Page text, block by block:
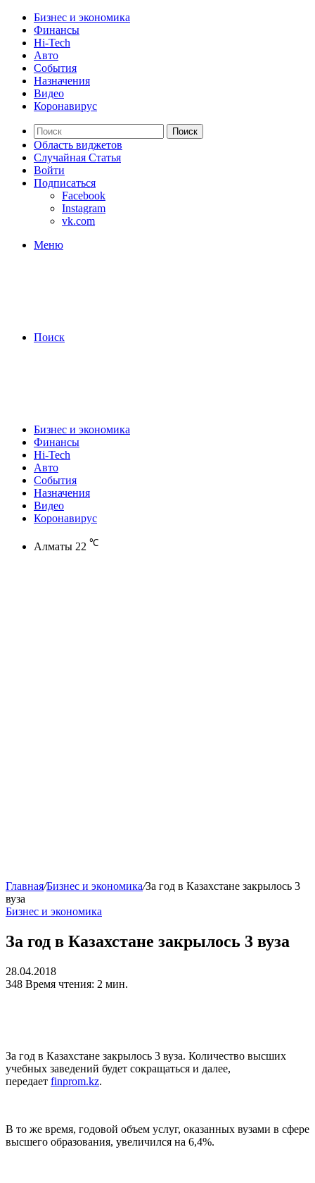
Бизнес и экономика
Финансы
Hi-Tech
Авто
События
Назначения
Видео
Коронавирус
Поиск
Область виджетов
Случайная Статья
Войти
Подписаться
Facebook
Instagram
vk.com
Меню
Поиск
Бизнес и экономика
Финансы
Hi-Tech
Авто
События
Назначения
Видео
Коронавирус
Алматы 22 ℃
Главная/Бизнес и экономика/За год в Казахстане закрылось 3
вуза
Бизнес и экономика
За год в Казахстане закрылось 3 вуза
28.04.2018
348 Время чтения: 2 мин.
За год в Казахстане закрылось 3 вуза. Количество высших
учебных заведений будет сокращаться и далее,
передает finprom.kz.
В то же время, годовой объем услуг, оказанных вузами в сфере
высшего образования, увеличился на 6,4%.